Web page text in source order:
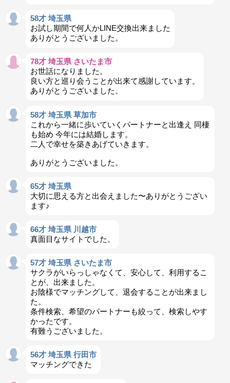
58才 埼玉県
お試し期間で何人かLINE交換出来ました
ありがとうございました。
78才 埼玉県 さいたま市
お世話になりました。
良い方と巡り会うことが出来て感謝しています。
ありがとうございました。
58才 埼玉県 草加市
これから一緒に歩いていくパートナーと出逢え 同棲
も始め 今年には結婚します。
二人で幸せを築きあげていきます。
ありがとうございました。
65才 埼玉県
大切に思える方と出会えました〜ありがとうござい
ます♪
66才 埼玉県 川越市
真面目なサイトでした。
57才 埼玉県 さいたま市
サクラがいらっしゃなくて、安心して、利用するこ
とが、出来ました。
お陰様でマッチングして、退会することが出来まし
た。
条件検索、希望のパートナーも絞って、検索しやす
かったです。
有難うございました。
56才 埼玉県 行田市
マッチングできた